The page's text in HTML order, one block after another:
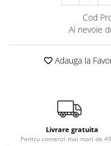
Ventilatoare carcasa
PC All-in-One
Calculatoare All-in-One
Cod
Ai nevoie
Adauga la
Livrare gratuita
Pentru comenzi mai mari de